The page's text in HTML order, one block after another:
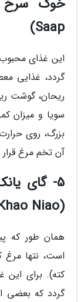
Saap)
این غذای
گردد، غذایی
ریحان، گوشت
سویا و میزان
بزرگ، روی
آن تخم مرغ
5- گای
(Gai Yang with Khao Niao)
همان طور که
است، نتها
کته). برای
گردد که بعضی